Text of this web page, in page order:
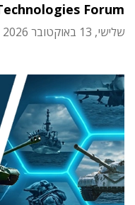
Forum
שלישי, 13 באוקטובר 2026